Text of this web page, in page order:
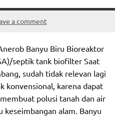
a comment
Banyu Biru Bioreaktor
septik tank biofilter Saat
sudah tidak relevan lagi
konvensional, karena dapat
polusi tanah dan air
keseimbangan alam. Banyu